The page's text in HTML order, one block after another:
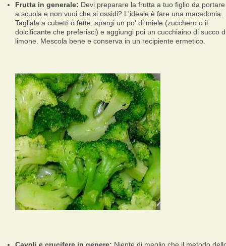
Frutta in generale: Devi preparare la frutta a tuo figlio da portare
a scuola e non vuoi che si ossidi? L'ideale è fare una macedonia.
Tagliala a cubetti o fette, spargi un po' di miele (zucchero o il
dolcificante che preferisci) e aggiungi poi un cucchiaino di succo
limone. Mescola bene e conserva in un recipiente ermetico.